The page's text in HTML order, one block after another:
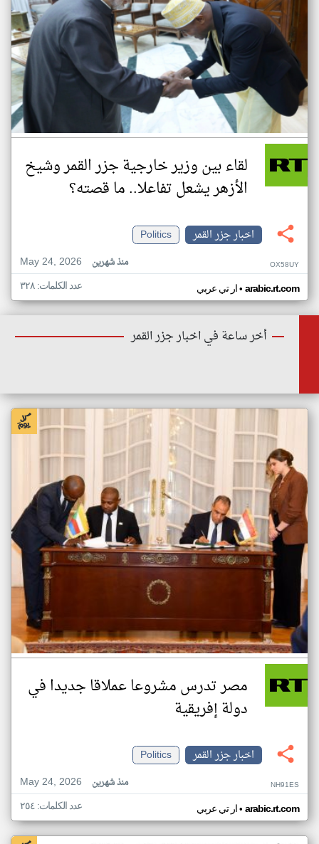
لقاء بين وزير خارجية جزر القمر وشيخ
الأزهر يشعل تفاعلا.. ما قصته؟
اخبار جزر القمر
Politics
May 24, 2026
منذ شهرين OX58UY
ار تي عربي• arabic.rt.com عدد الكلمات: ٣٢٨
أخر ساعة في اخبار جزر القمر
مصر تدرس مشروعا عملاقا جديدا في
دولة إفريقية
اخبار جزر القمر
Politics
May 24, 2026
منذ شهرين NH91ES
ار تي عربي• arabic.rt.com عدد الكلمات: ٢٥٤